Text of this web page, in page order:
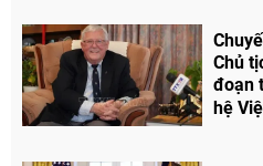
Chủ
đoạn
hệ